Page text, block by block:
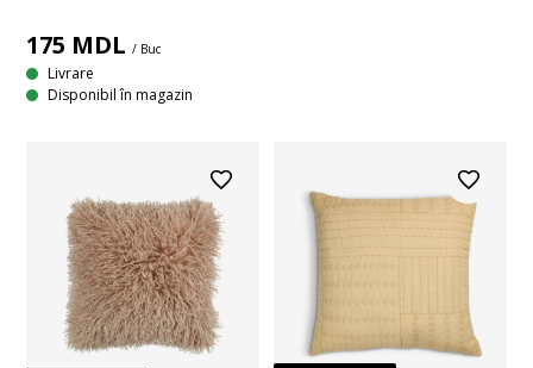
175 MDL / Buc
Livrare
Disponibil în magazin